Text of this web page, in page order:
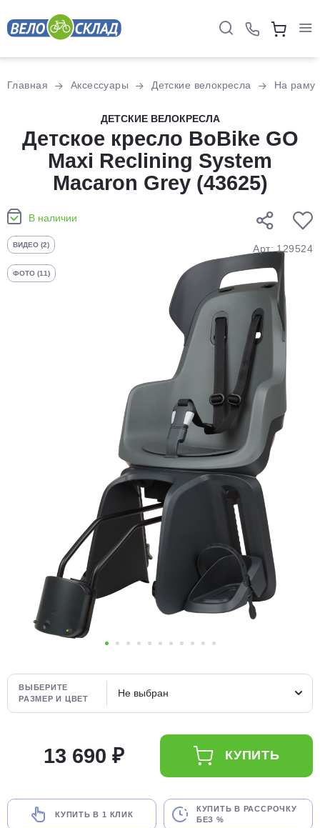
Главная Аксессуары Детские велокресла На раму
ДЕТСКИЕ ВЕЛОКРЕСЛА
Детское кресло BoBike GO
Maxi Reclining System
Macaron Grey (43625)
В наличии
ВИДЕО (2)
ФОТО (11)
Арт: 129524
ВЫБЕРИТЕ
РАЗМЕР И ЦВЕТ
Не выбран
13 690 ₽ КУПИТЬ
КУПИТЬ В 1 КЛИК
КУПИТЬ В РАССРОЧКУ
БЕЗ %
Разбейте
оплатуна части
без переплат
График платежей
Сегодня
25%
Оплачивайте сегодня только
% картой любого банка
Получайте товар
выбранный способом
Оставшиеся 75% будут
списываться
с вашей карты
по
% каждые 2 недели
Подробнее
25
8 800 302-02-51